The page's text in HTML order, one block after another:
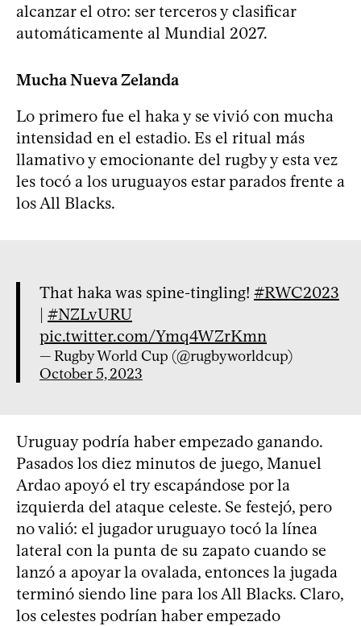
alcanzar el otro: ser terceros y clasificar
automáticamente al Mundial 2027.
Mucha Nueva Zelanda
Lo primero fue el haka y se vivió con mucha
intensidad en el estadio. Es el ritual más
llamativo y emocionante del rugby y esta vez
les tocó a los uruguayos estar parados frente a
los All Blacks.
That haka was spine-tingling! #RWC2023
| #NZLvURU
pic.twitter.com/Ymq4WZrKmn
— Rugby World Cup (@rugbyworldcup)
October 5, 2023
Uruguay podría haber empezado ganando.
Pasados los diez minutos de juego, Manuel
Ardao apoyó el try escapándose por la
izquierda del ataque celeste. Se festejó, pero
no valió: el jugador uruguayo tocó la línea
lateral con la punta de su zapato cuando se
lanzó a apoyar la ovalada, entonces la jugada
terminó siendo line para los All Blacks. Claro,
los celestes podrían haber empezado